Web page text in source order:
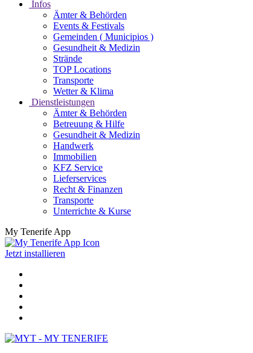
Infos
Ämter & Behörden
Events & Festivals
Gemeinden ( Municipios )
Gesundheit & Medizin
Strände
TOP Locations
Transporte
Wetter & Klima
Dienstleistungen
Ämter & Behörden
Betreuung & Hilfe
Gesundheit & Medizin
Handwerk
Immobilien
KFZ Service
Lieferservices
Recht & Finanzen
Transporte
Unterrichte & Kurse
My Tenerife App
Jetzt installieren